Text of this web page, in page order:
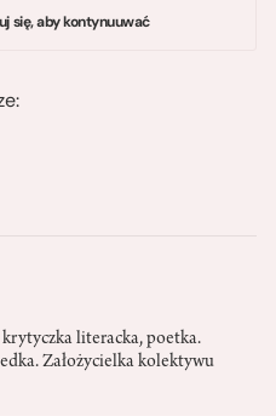
literacka, poetka.
Założycielka kolektywu
się, aby kontynuuwać